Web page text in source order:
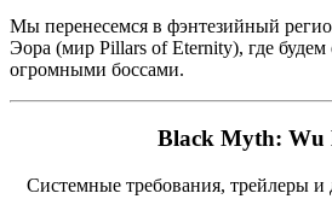
Мы перенесемся в фэнтезийный
Эора (мир Pillars of Eternity), где будем
огромными боссами.
Black Myth: Wu
Системные требования, трейлеры и